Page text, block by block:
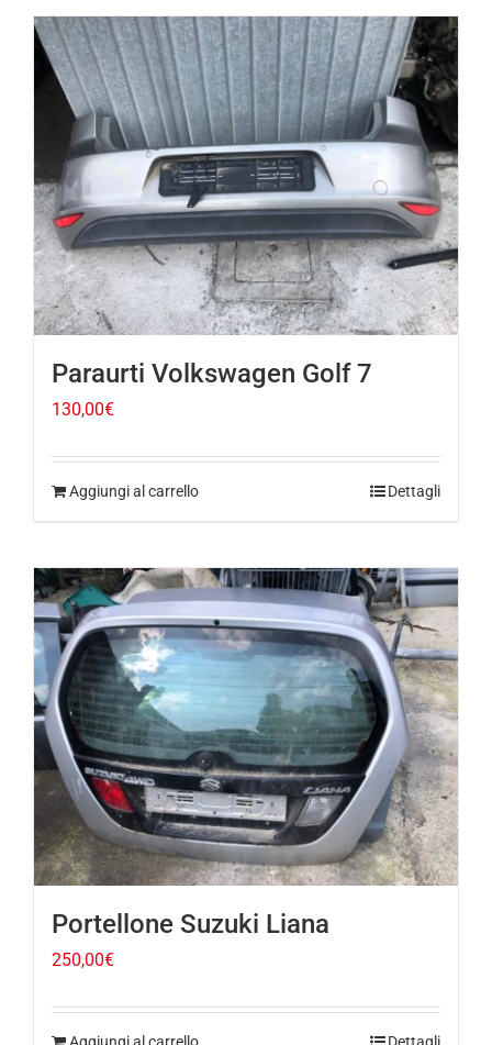
Paraurti Volkswagen Golf 7
130,00€
Aggiungi al carrello Dettagli
Portellone Suzuki Liana
250,00€